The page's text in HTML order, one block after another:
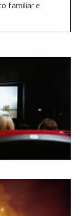
familiar e